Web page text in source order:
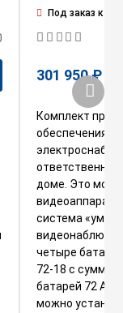
Под заказ к
301 950 ₽
Комплект
обеспечения
ответственной
доме. Это
система
четыре
72-18 с
батарей 72 Ач.
можно